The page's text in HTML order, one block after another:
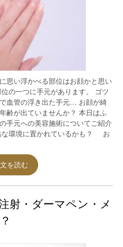
思い浮かべる部位はお顔かと思い
の一つに手元があります。 ゴツ
血管の浮き出た手元… お顔が綺
齢が出ていませんか？ 本日はふ
手元への美容施術についてご紹介
環境に置かれているかも？ お
を読む
射・ダーマペン・メ